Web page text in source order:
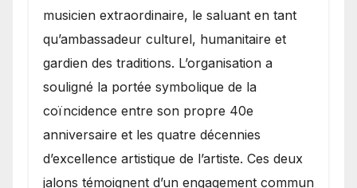
musicien extraordinaire, le saluant en tant
qu’ambassadeur culturel, humanitaire et
gardien des traditions. L’organisation a
souligné la portée symbolique de la
coïncidence entre son propre 40e
anniversaire et les quatre décennies
d’excellence artistique de l’artiste. Ces deux
jalons témoignent d’un engagement commun